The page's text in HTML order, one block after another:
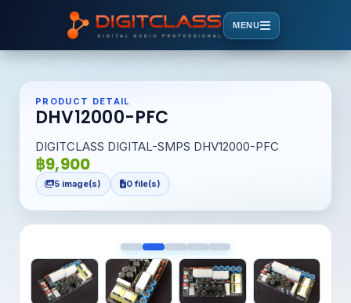
MENU
PRODUCT DETAIL
DHV12000-PFC
DIGITCLASS DIGITAL-SMPS DHV12000-PFC
฿9,900
5 image(s) 0 file(s)